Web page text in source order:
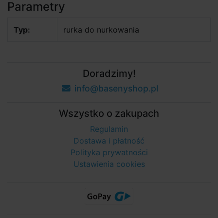
Parametry
Typ: rurka do nurkowania
Doradzimy!
info@basenyshop.pl
Wszystko o zakupach
Regulamin
Dostawa i płatność
Polityka prywatności
Ustawienia cookies